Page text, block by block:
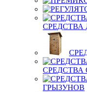
СРЕДСТВА
СРЕДСТВА
ГРЫЗУНОВ